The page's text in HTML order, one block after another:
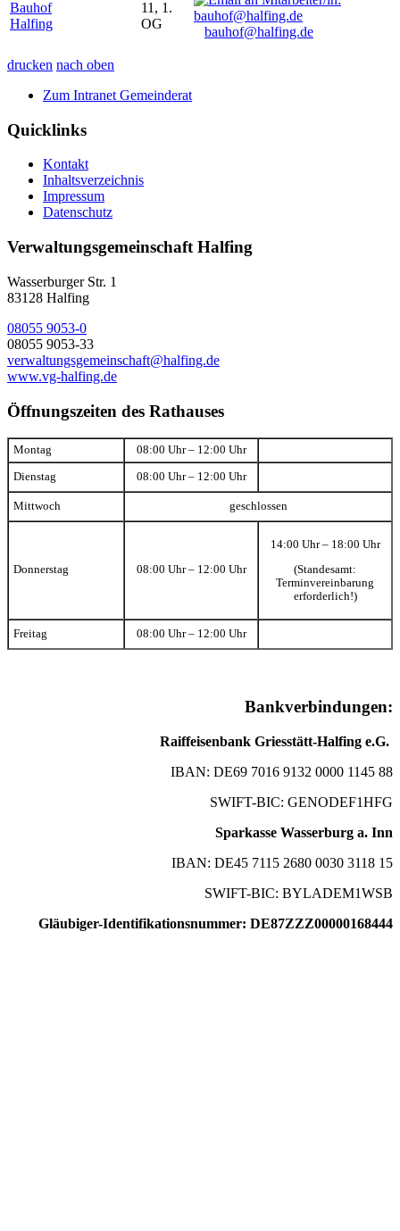
Bauhof
Halfing
11, 1.
OG
bauhof@halfing.de
drucken nach oben
Zum Intranet Gemeinderat
Quicklinks
Kontakt
Inhaltsverzeichnis
Impressum
Datenschutz
Verwaltungsgemeinschaft Halfing
Wasserburger Str. 1
83128 Halfing
08055 9053-0
08055 9053-33
verwaltungsgemeinschaft@halfing.de
www.vg-halfing.de
Öffnungszeiten des Rathauses
Montag 08:00 Uhr – 12:00 Uhr
Dienstag 08:00 Uhr – 12:00 Uhr
Mittwoch geschlossen
Donnerstag 08:00 Uhr – 12:00 Uhr
14:00 Uhr – 18:00 Uhr
(Standesamt:
Terminvereinbarung
erforderlich!)
Freitag 08:00 Uhr – 12:00 Uhr
Bankverbindungen:
Raiffeisenbank Griesstätt-Halfing e.G.
IBAN: DE69 7016 9132 0000 1145 88
SWIFT-BIC: GENODEF1HFG
Sparkasse Wasserburg a. Inn
IBAN: DE45 7115 2680 0030 3118 15
SWIFT-BIC: BYLADEM1WSB
Gläubiger-Identifikationsnummer: DE87ZZZ00000168444